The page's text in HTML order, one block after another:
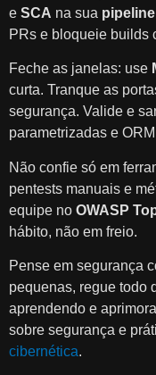
e SCA na sua
PRs e bloqueie builds
Feche as janelas: use
curta. Tranque as
segurança. Valide e
parametrizadas e
Não confie só em
pentests manuais e
equipe no OWASP
hábito, não em freio.
Pense em segurança
pequenas, regue todo
aprendendo e
sobre segurança e
cibernética.